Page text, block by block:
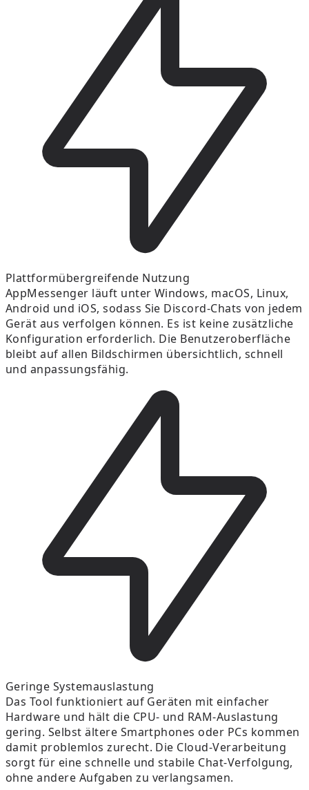
Plattformübergreifende Nutzung
AppMessenger läuft unter Windows, macOS, Linux,
Android und iOS, sodass Sie Discord-Chats von jedem
Gerät aus verfolgen können. Es ist keine zusätzliche
Konfiguration erforderlich. Die Benutzeroberfläche
bleibt auf allen Bildschirmen übersichtlich, schnell
und anpassungsfähig.
Geringe Systemauslastung
Das Tool funktioniert auf Geräten mit einfacher
Hardware und hält die CPU- und RAM-Auslastung
gering. Selbst ältere Smartphones oder PCs kommen
damit problemlos zurecht. Die Cloud-Verarbeitung
sorgt für eine schnelle und stabile Chat-Verfolgung,
ohne andere Aufgaben zu verlangsamen.